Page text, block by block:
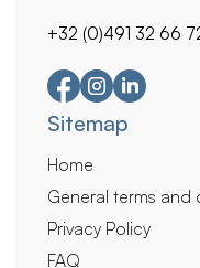
+32 (0)491 32 66
Secondary
navigation
Sitemap
Home
General terms and
Privacy Policy
FAQ